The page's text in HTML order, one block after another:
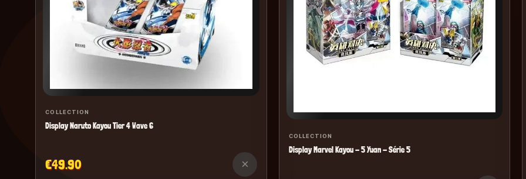
COLLECTION
Display Naruto Kayou Tier 4 Wave 6
€49.90 ×
COLLECTION
Display Marvel Kayou - 5 Yuan - Série 5